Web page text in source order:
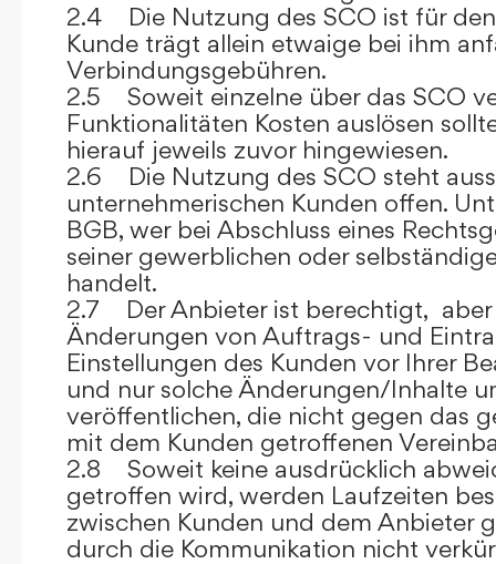
2.4 Die Nutzung des SCO ist für den
Kunde trägt allein etwaige bei ihm
Verbindungsgebühren.
2.5 Soweit einzelne über das SCO
Funktionalitäten Kosten auslösen
hierauf jeweils zuvor hingewiesen.
2.6 Die Nutzung des SCO steht
unternehmerischen Kunden offen.
BGB, wer bei Abschluss eines
seiner gewerblichen oder
handelt.
2.7 Der Anbieter ist berechtigt,
Änderungen von Auftrags- und
Einstellungen des Kunden vor Ihrer
und nur solche Änderungen/Inhalte
veröffentlichen, die nicht gegen das
mit dem Kunden getroffenen
2.8 Soweit keine ausdrücklich
getroffen wird, werden Laufzeiten
zwischen Kunden und dem Anbieter
durch die Kommunikation nicht